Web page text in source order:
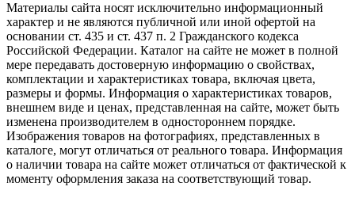
Материалы сайта носят исключительно информационный
характер и не являются публичной или иной офертой на
основании ст. 435 и ст. 437 п. 2 Гражданского кодекса
Российской Федерации. Каталог на сайте не может в полной
мере передавать достоверную информацию о свойствах,
комплектации и характеристиках товара, включая цвета,
размеры и формы. Информация о характеристиках товаров,
внешнем виде и ценах, представленная на сайте, может быть
изменена производителем в одностороннем порядке.
Изображения товаров на фотографиях, представленных в
каталоге, могут отличаться от реального товара. Информация
о наличии товара на сайте может отличаться от фактической к
моменту оформления заказа на соответствующий товар.